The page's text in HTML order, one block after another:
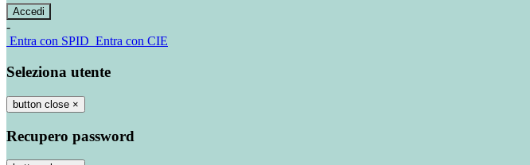
-
Entra con SPID Entra con CIE
Seleziona utente
button close ×
Recupero password